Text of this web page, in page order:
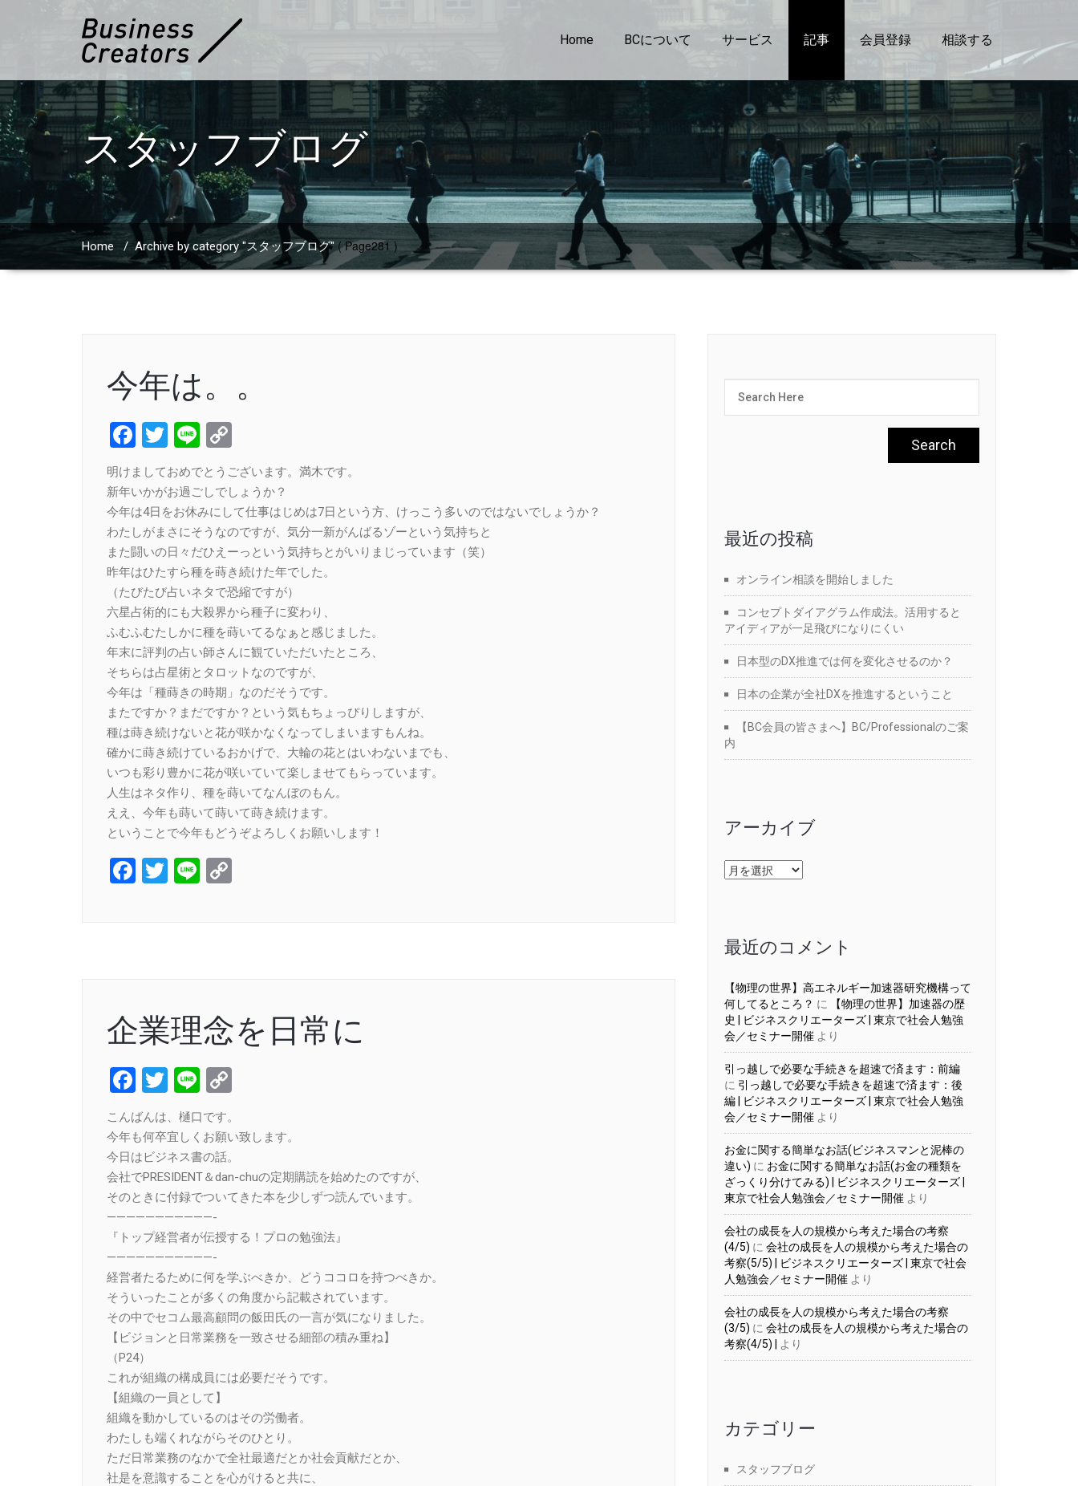
Home BCについて サービス 記事 会員登録 相談する
スタッフブログ
Home / Archive by category "スタッフブログ" ( Page281 )
今年は。。
Facebook
Twitter
Line
Link
明けましておめでとうございます。満木です。
新年いかがお過ごしでしょうか？
今年は4日をお休みにして仕事はじめは7日という方、けっこう多いのではないでしょうか？
わたしがまさにそうなのですが、気分一新がんばるゾーという気持ちと
また闘いの日々だひえーっという気持ちとがいりまじっています（笑）
昨年はひたすら種を蒔き続けた年でした。
（たびたび占いネタで恐縮ですが）
六星占術的にも大殺界から種子に変わり、
ふむふむたしかに種を蒔いてるなぁと感じました。
年末に評判の占い師さんに観ていただいたところ、
そちらは占星術とタロットなのですが、
今年は「種蒔きの時期」なのだそうです。
またですか？まだですか？という気もちょっぴりしますが、
種は蒔き続けないと花が咲かなくなってしまいますもんね。
確かに蒔き続けているおかげで、大輪の花とはいわないまでも、
いつも彩り豊かに花が咲いていて楽しませてもらっています。
人生はネタ作り、種を蒔いてなんぼのもん。
ええ、今年も蒔いて蒔いて蒔き続けます。
ということで今年もどうぞよろしくお願いします！
Facebook
Twitter
Line
企業理念を日常に
Facebook
Twitter
Line
こんばんは、樋口です。
今年も何卒宜しくお願い致します。
今日はビジネス書の話。
会社でPRESIDENT＆dan-chuの定期購読を始めたのですが、
そのときに付録でついてきた本を少しずつ読んでいます。
———————————-
『トップ経営者が伝授する！プロの勉強法』
———————————-
経営者たるために何を学ぶべきか、どうココロを持つべきか。
そういったことが多くの角度から記載されています。
その中でセコム最高顧問の飯田氏の一言が気になりました。
【ビジョンと日常業務を一致させる細部の積み重ね】
（P24）
これが組織の構成員には必要だそうです。
【組織の一員として】
組織を動かしているのはその労働者。
わたしも端くれながらそのひとり。
ただ日常業務のなかで全社最適だとか社会貢献だとか、
社是を意識することを心がけると共に、
最近の投稿
オンライン相談を開始しました
コンセプトダイアグラム作成法。活用すると
アイディアが一足飛びになりにくい
日本型のDX推進では何を変化させるのか？
日本の企業が全社DXを推進するということ
【BC会員の皆さまへ】BC/Professionalのご案
内
アーカイブ
ア
ー
最近のコメント
【物理の世界】高エネルギー加速器研究機構って
何してるところ？ に
【物理の世界】加速器の歴
史 | ビジネスクリエーターズ | 東京で社会人勉強
会／セミナー開催 より
引っ越しで必要な手続きを超速で済ます：前編
に 引っ越しで必要な手続きを超速で済ます：後
編 | ビジネスクリエーターズ | 東京で社会人勉強
会／セミナー開催 より
お金に関する簡単なお話(ビジネスマンと泥棒の
違い) に お金に関する簡単なお話(お金の種類を
ざっくり分けてみる) | ビジネスクリエーターズ |
東京で社会人勉強会／セミナー開催 より
会社の成長を人の規模から考えた場合の考察
(4/5) に 会社の成長を人の規模から考えた場合の
考察(5/5) | ビジネスクリエーターズ | 東京で社会
人勉強会／セミナー開催 より
会社の成長を人の規模から考えた場合の考察
(3/5) に 会社の成長を人の規模から考えた場合の
考察(4/5) |
より
カテゴリー
スタッフブログ